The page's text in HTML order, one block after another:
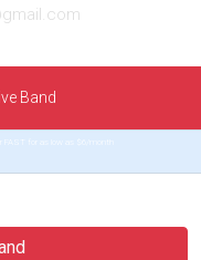
Band
FAST for as low as $6/month